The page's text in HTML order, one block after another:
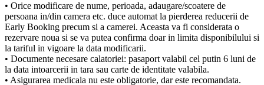
• Orice modificare de nume, perioada, adaugare/scoatere de
persoana in/din camera etc. duce automat la pierderea reducerii de
Early Booking precum si a camerei. Aceasta va fi considerata o
rezervare noua si se va putea confirma doar in limita disponibilului si
la tariful in vigoare la data modificarii.
• Documente necesare calatoriei: pasaport valabil cel putin 6 luni de
la data intoarcerii in tara sau carte de identitate valabila.
• Asigurarea medicala nu este obligatorie, dar este recomandata.